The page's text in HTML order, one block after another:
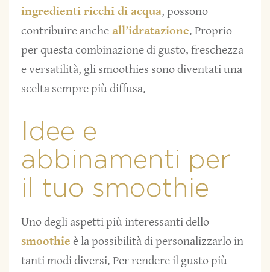
ingredienti ricchi di acqua, possono
contribuire anche all’idratazione. Proprio
per questa combinazione di gusto, freschezza
e versatilità, gli smoothies sono diventati una
scelta sempre più diffusa.
Idee e
abbinamenti per
il tuo smoothie
Uno degli aspetti più interessanti dello
smoothie è la possibilità di personalizzarlo in
tanti modi diversi. Per rendere il gusto più